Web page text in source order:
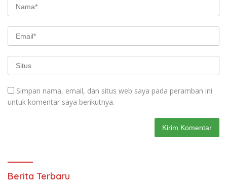
Simpan nama, email, dan situs web saya pada peramban ini
untuk komentar saya berikutnya.
Berita Terbaru